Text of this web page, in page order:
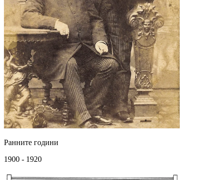
Ранните години
1900 - 1920